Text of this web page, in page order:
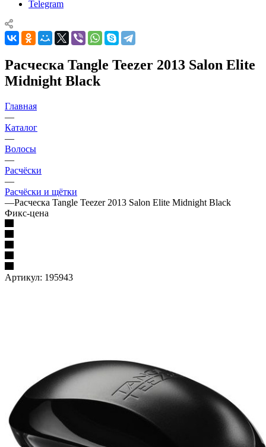
Telegram
Расческа Tangle Teezer 2013 Salon Elite
Midnight Black
Главная
—
Каталог
—
Волосы
—
Расчёски
—
Расчёски и щётки
—Расческа Tangle Teezer 2013 Salon Elite Midnight Black
Фикс-цена
Артикул: 195943